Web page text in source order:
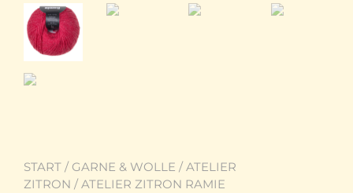
START / GARNE & WOLLE /ATELIER
ZITRON /ATELIER ZITRON RAMIE